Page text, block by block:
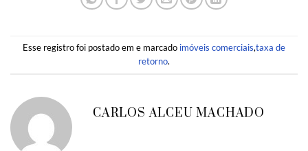
Esse registro foi postado em e marcado imóveis comerciais,taxa de
retorno.
CARLOS ALCEU MACHADO